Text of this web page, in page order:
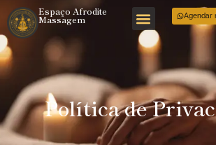
Espaço Afrodite
Massagem Agendar
Política de